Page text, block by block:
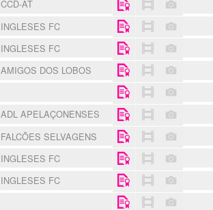
CCD-AT
INGLESES FC
INGLESES FC
AMIGOS DOS LOBOS
ADL APELAÇONENSES
FALCÕES SELVAGENS
INGLESES FC
INGLESES FC